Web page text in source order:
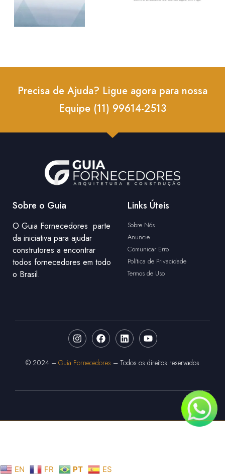
Precisa de Ajuda? Ligue agora para nossa
Equipe (11) 99614-2513
Sobre o Guia
O Guia Fornecedores parte
da iniciativa para ajudar
construtores a encontrar
todos fornecedores em todo
o Brasil.
Links Úteis
Sobre Nós
Anuncie
Comunicar Erro
Política de Privacidade
Termos de Uso
© 2024 – Guia Fornecedores – Todos os direitos reservados
EN FR PT ES